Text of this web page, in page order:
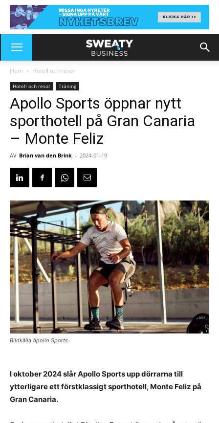
Hem Hotell och resor
Hotell och resor Träning
Apollo Sports öppnar nytt
sporthotell på Gran Canaria
– Monte Feliz
AV Brian van den Brink - 2024-01-19
Bildkälla Apollo Sports
I oktober 2024 slår Apollo Sports upp dörrarna till
ytterligare ett förstklassigt sporthotell, Monte Feliz på
Gran Canaria.